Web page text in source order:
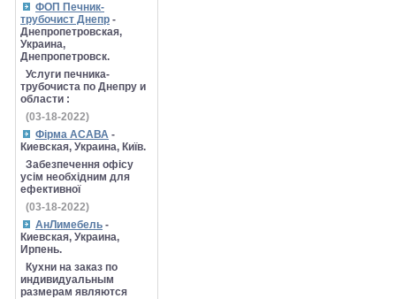
ФОП Печник-
трубочист Днепр -
Днепропетровская,
Украина,
Днепропетровск.
Услуги печника-
трубочиста по Днепру и
области :
(03-18-2022)
Фірма АСАВА -
Киевская, Украина, Київ.
Забезпечення офісу
усім необхідним для
ефективної
(03-18-2022)
АнЛимебель -
Киевская, Украина,
Ирпень.
Кухни на заказ по
индивидуальным
размерам являются